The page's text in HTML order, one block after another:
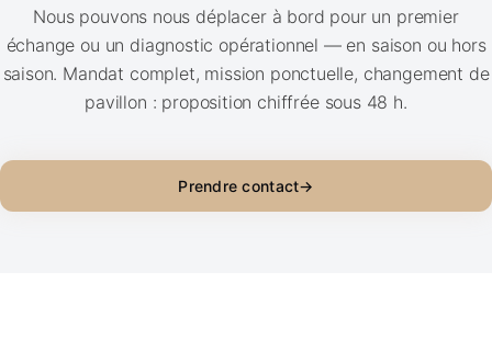
Nous pouvons nous déplacer à bord pour un premier
échange ou un diagnostic opérationnel — en saison ou hors
saison. Mandat complet, mission ponctuelle, changement de
pavillon : proposition chiffrée sous 48 h.
Prendre contact→